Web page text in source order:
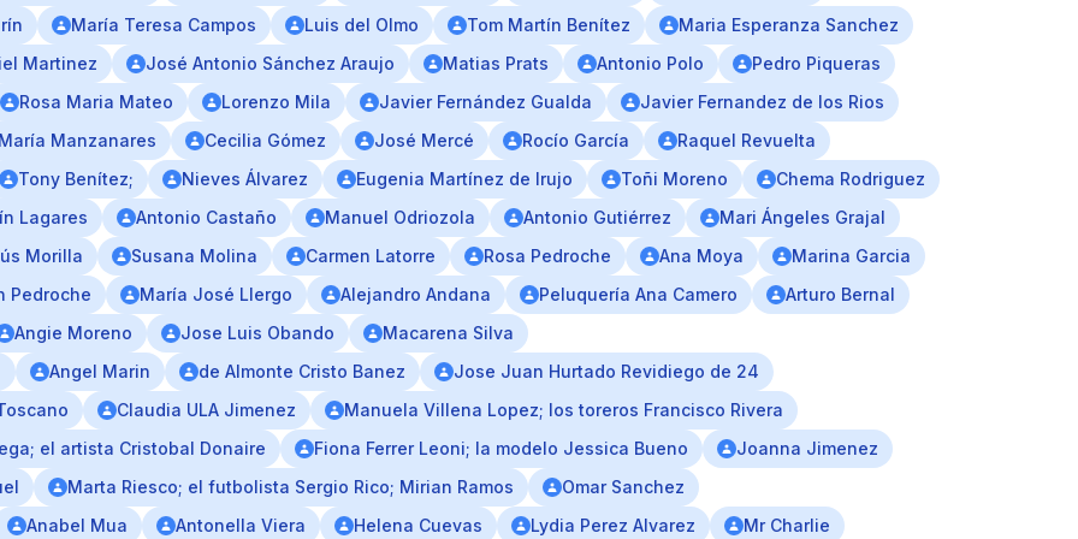
María Teresa Campos Luis del Olmo Tom Martín Benítez
Maria Esperanza Sanchez
Martinez
José Antonio Sánchez Araujo Matias Prats Antonio Polo
Pedro Piqueras
Rosa Maria Mateo
Lorenzo Mila Javier Fernández Gualda
Javier Fernandez de los Rios
Manzanares
Cecilia Gómez José Mercé Rocío García
Raquel Revuelta
Tony Benítez;
Nieves Álvarez Eugenia Martínez de Irujo Toñi Moreno
Chema Rodriguez
Lagares
Antonio Castaño Manuel Odriozola Antonio Gutiérrez
Mari Ángeles Grajal
Morilla
Susana Molina Carmen Latorre Rosa Pedroche Ana Moya
Marina Garcia
Pedroche
María José Llergo Alejandro Andana Peluquería Ana Camero
Arturo Bernal
Angie Moreno
Jose Luis Obando
Macarena Silva
Angel Marin de Almonte Cristo Banez
Jose Juan Hurtado Revidiego de 24
Claudia ULA Jimenez
Manuela Villena Lopez; los toreros Francisco Rivera
el artista Cristobal Donaire
Fiona Ferrer Leoni; la modelo Jessica Bueno
Joanna Jimenez
Marta Riesco; el futbolista Sergio Rico; Mirian Ramos
Omar Sanchez
Anabel Mua
Antonella Viera Helena Cuevas Lydia Perez Alvarez Mr Charlie